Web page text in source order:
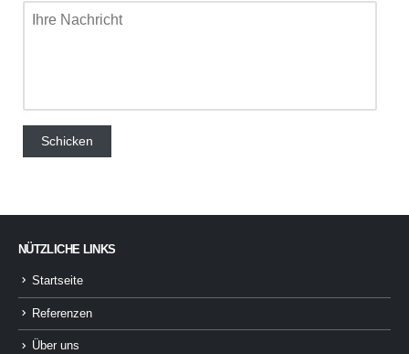
NÜTZLICHE LINKS
Startseite
Referenzen
Über uns